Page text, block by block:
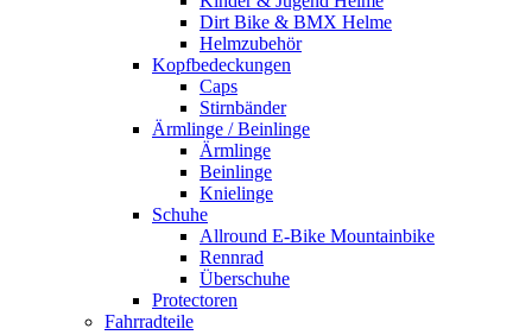
Dirt Bike & BMX Helme
Helmzubehör
Kopfbedeckungen
Caps
Stirnbänder
Ärmlinge / Beinlinge
Ärmlinge
Beinlinge
Knielinge
Schuhe
Allround E-Bike Mountainbike
Rennrad
Überschuhe
Protectoren
Fahrradteile